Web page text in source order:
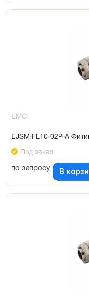
EMC
EJSM-FL10-02P-A
Под заказ
по запросу В